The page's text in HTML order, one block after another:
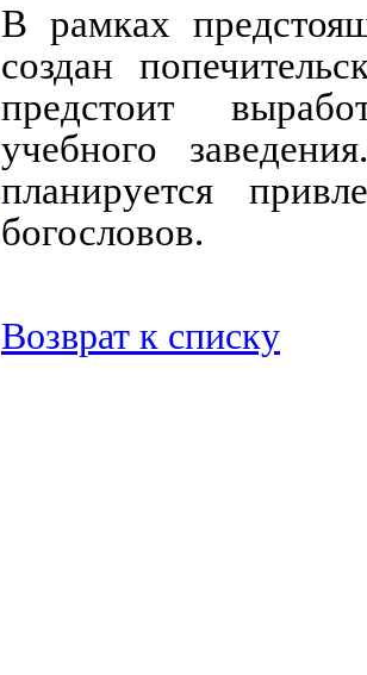
В рамках
создан
предстоит
учебного
планируется
богословов.
Возврат к списку